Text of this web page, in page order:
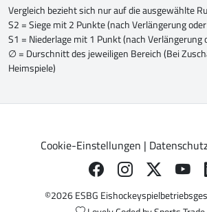
Vergleich bezieht sich nur auf die ausgewählte
S2 = Siege mit 2 Punkte (nach Verlängerung
S1 = Niederlage mit 1 Punkt (nach Verlängerung
∅ = Durschnitt des jeweiligen Bereich (Bei
Heimspiele)
Cookie-Einstellungen |
©2026 ESBG